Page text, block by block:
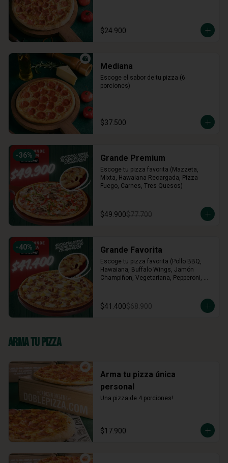
$24.900
Mediana
Escoge el sabor de tu pizza (6
porciones)
$37.500
-36% Grande Premium
Escoge tu pizza favorita (Mazzeta,
Mixta, Hawaiana Recargada, Pizza
Fuego, Carnes, Tres Quesos)
$49.900$77.700
-40% Grande Favorita
Escoge tu pizza favorita (Pollo BBQ,
Hawaiana, Buffalo Wings, Jamón
Champiñon, Vegetariana, Pepperoni,
$41.400$68.900
Arma Tu Pizza
Arma tu pizza única
personal
Una pizza de 4 porciones!
$17.900